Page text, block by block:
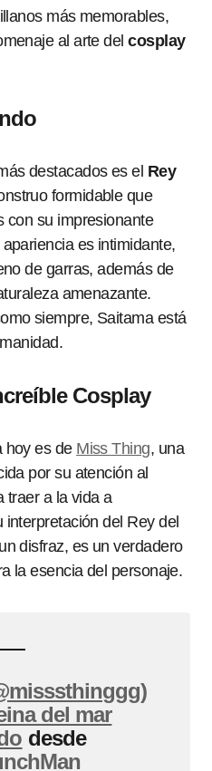
más memorables,
al arte delcosplay
destacados es el Rey
formidable que
con su impresionante
es intimidante,
de garras, además de
amenazante.
siempre, Saitama está
Cosplay
hoy es de Miss Thing, una
por su atención al
traer a la vida a
del Rey del
disfraz, es un verdadero
la esencia del personaje.
del mar
desde